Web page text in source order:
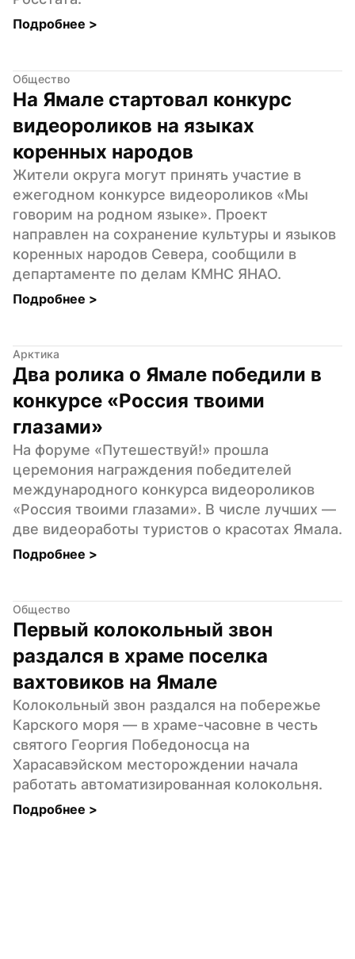
Подробнее >
Общество
На Ямале стартовал конкурс
видеороликов на языках
коренных народов
Жители округа могут принять участие в
ежегодном конкурсе видеороликов «Мы
говорим на родном языке». Проект
направлен на сохранение культуры и языков
коренных народов Севера, сообщили в
департаменте по делам КМНС ЯНАО.
Подробнее >
Арктика
Два ролика о Ямале победили в
конкурсе «Россия твоими
глазами»
На форуме «Путешествуй!» прошла
церемония награждения победителей
международного конкурса видеороликов
«Россия твоими глазами». В числе лучших —
две видеоработы туристов о красотах Ямала.
Подробнее >
Общество
Первый колокольный звон
раздался в храме поселка
вахтовиков на Ямале
Колокольный звон раздался на побережье
Карского моря — в храме-часовне в честь
святого Георгия Победоносца на
Харасавэйском месторождении начала
работать автоматизированная колокольня.
Подробнее >